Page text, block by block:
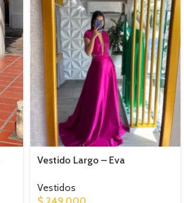
Vestido Largo – Eva
Vestidos